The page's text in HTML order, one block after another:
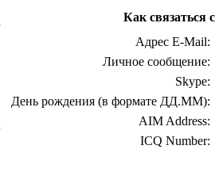
Как связаться
Адрес E-Mail:
Личное сообщение:
Skype:
День рождения (в формате ДД.ММ):
AIM Address:
ICQ Number: